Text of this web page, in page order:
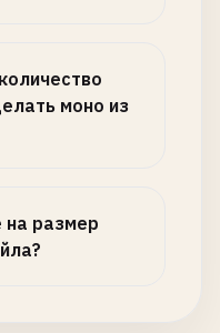
моно из
на размер